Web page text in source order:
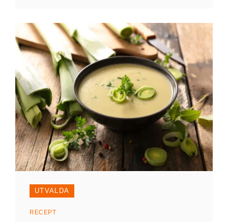
UTVALDA
Kategorier
RECEPT